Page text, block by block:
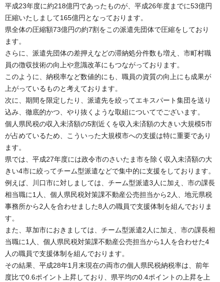
平成23年度に約218億円であったものが、平成26年度までに53億円
圧縮いたしまして165億円となっております。
県全体の圧縮額73億円の約7割をこの派遣先団体で圧縮をしており
ます。
さらに、派遣先団体の差押えなどの滞納処分件数も増え、市町村職
員の徴収技術の向上や意識改革にもつながっております。
このように、納税率など数値的にも、職員の資質の向上にも成果が
上がっているものと考えております。
次に、期間を限定したり、派遣先を絞ってエキスパート集団を送り
込み、徹底的かつ、やり抜くような取組についてでございます。
個人県民税の収入未済額の5割近くを収入未済額の大きい大規模5市
が占めているため、こういった大規模市への支援は特に重要であり
ます。
県では、平成27年度には政令市のさいたま市を除く収入未済額の大
きい4市に絞ってチーム型派遣などで集中的に支援をしております。
例えば、川口市に対しましては、チーム型派遣3人に加え、市の課長
相当職に1人、個人県民税対策課不動産公売担当から2人、地元県税
事務所から2人を合わせました8人の職員で支援体制を組んでおりま
す。
また、草加市におきましては、チーム型派遣2人に加え、市の課長相
当職に1人、個人県民税対策課不動産公売担当から1人を合わせた4
人の職員で支援体制を組んでおります。
その結果、平成28年1月末現在の両市の個人県民税納税率は、前年
度比で0.6ポイント上昇しており、県平均の0.4ポイントの上昇を上